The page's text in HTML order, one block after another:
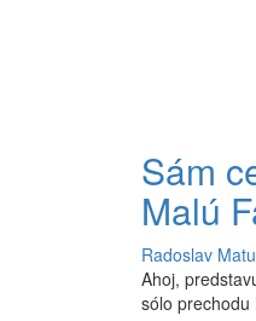
Sám
Malú
Radoslav
Ahoj,
sólo prechodu